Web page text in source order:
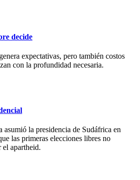
decide
expectativas, pero también costos
con la profundidad necesaria.
la presidencia de Sudáfrica en
las primeras elecciones libres no
el apartheid.